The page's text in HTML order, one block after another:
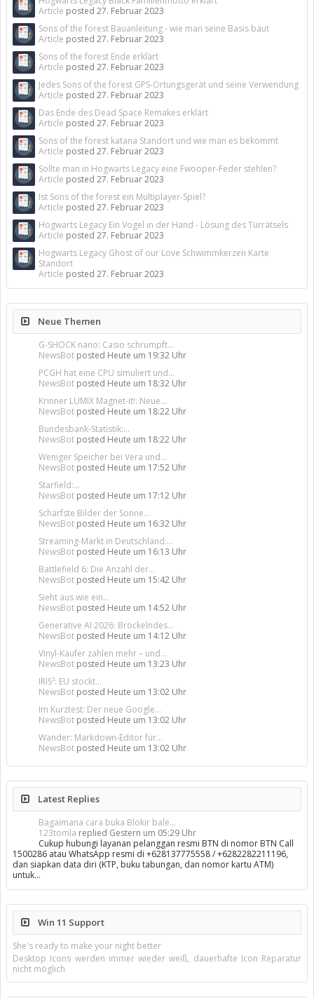
Article posted 27. Februar 2023
Sons of the forest Bauanleitung - wie man seine Basis baut
Article posted 27. Februar 2023
Sons of the forest Ende erklärt
Article posted 27. Februar 2023
Jedes Sons of the forest GPS-Ortungsgerät und seine Verwendung
Article posted 27. Februar 2023
Das Ende des Dead Space Remakes erklärt
Article posted 27. Februar 2023
Sons of the forest katana Standort und wie man es bekommt
Article posted 27. Februar 2023
Sollte man in Hogwarts Legacy eine Fwooper-Feder stehlen?
Article posted 27. Februar 2023
Ist Sons of the forest ein Multiplayer-Spiel?
Article posted 27. Februar 2023
Hogwarts Legacy Ein Vogel in der Hand - Lösung des Türrätsels
Article posted 27. Februar 2023
Hogwarts Legacy Ghost of our Love Schwimmkerzen Karte
Standort
Article posted 27. Februar 2023
Neue Themen
G-SHOCK nano: Casio schrumpft...
NewsBot posted Heute um 19:32 Uhr
PCGH hat eine CPU simuliert und...
NewsBot posted Heute um 18:32 Uhr
Krinner LUMIX Magnet-it!: Neue...
NewsBot posted Heute um 18:22 Uhr
Bundesbank-Statistik:...
NewsBot posted Heute um 18:22 Uhr
Weniger Speicher bei Vera und...
NewsBot posted Heute um 17:52 Uhr
Starfield:...
NewsBot posted Heute um 17:12 Uhr
Schärfste Bilder der Sonne...
NewsBot posted Heute um 16:32 Uhr
Streaming-Markt in Deutschland:...
NewsBot posted Heute um 16:13 Uhr
Battlefield 6: Die Anzahl der...
NewsBot posted Heute um 15:42 Uhr
Sieht aus wie ein...
NewsBot posted Heute um 14:52 Uhr
Generative AI 2026: Bröckelndes...
NewsBot posted Heute um 14:12 Uhr
Vinyl-Käufer zahlen mehr – und...
NewsBot posted Heute um 13:23 Uhr
IRIS²: EU stockt...
NewsBot posted Heute um 13:02 Uhr
Im Kurztest: Der neue Google...
NewsBot posted Heute um 13:02 Uhr
Wander: Markdown-Editor für...
NewsBot posted Heute um 13:02 Uhr
Latest Replies
Bagaimana cara buka Blokir bale...
123tomla replied Gestern um 05:29 Uhr
Cukup hubungi layanan pelanggan resmi BTN di nomor BTN Call
1500286 atau WhatsApp resmi di +628137775558 / +6282282211196,
dan siapkan data diri (KTP, buku tabungan, dan nomor kartu ATM)
untuk…
Win 11 Support
She's ready to make your night better
Desktop Icons werden immer wieder weiß, dauerhafte Icon Reparatur
nicht möglich